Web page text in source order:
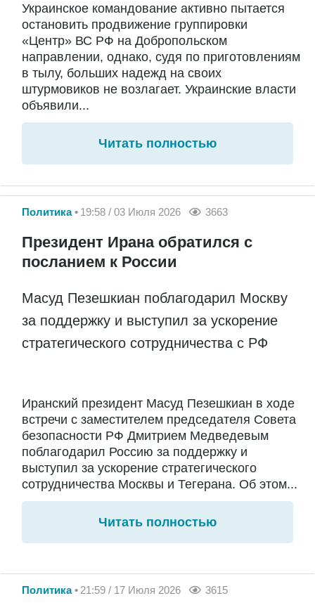
Украинское командование активно пытается
остановить продвижение группировки
«Центр» ВС РФ на Добропольском
направлении, однако, судя по приготовлениям
в тылу, больших надежд на своих
штурмовиков не возлагает. Украинские власти
объявили...
Читать полностью
Политика 19:58 / 03 Июля 2026 3663
Президент Ирана обратился с
посланием к России
Масуд Пезешкиан поблагодарил Москву
за поддержку и выступил за ускорение
стратегического сотрудничества с РФ
Иранский президент Масуд Пезешкиан в ходе
встречи с заместителем председателя Совета
безопасности РФ Дмитрием Медведевым
поблагодарил Россию за поддержку и
выступил за ускорение стратегического
сотрудничества Москвы и Тегерана. Об этом...
Читать полностью
Политика 21:59 / 17 Июля 2026 3615